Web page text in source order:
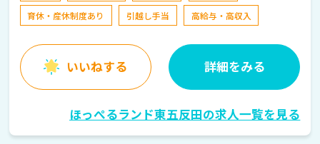
育休・産休制度あり
引越し手当 高給与・高収入
いいねする 詳細をみる
ほっぺるランド東五反田の求人一覧を見る